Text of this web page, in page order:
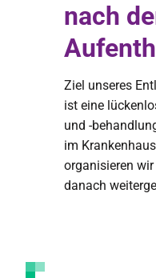
nach
Ziel unseres
ist eine
und -
im
organisieren
danach